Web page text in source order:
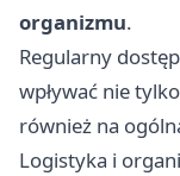
organizmu.
Regularny
wpływać nie
również na
Logistyka i